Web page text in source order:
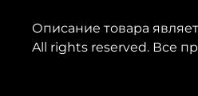
Описание товара
All rights reserved. Все